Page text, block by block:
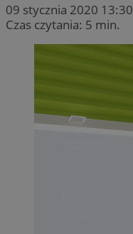
09 stycznia 2020 13:30
Czas czytania: 5 min.